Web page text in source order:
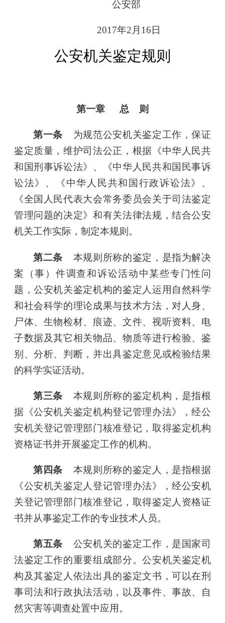
公安部
2017年2月16日
公安机关鉴定规则
第一章 总 则
第一条 为规范公安机关鉴定工作，保证
鉴定质量，维护司法公正，根据《中华人民共
和国刑事诉讼法》、《中华人民共和国民事诉
讼法》、《中华人民共和国行政诉讼法》、
《全国人民代表大会常务委员会关于司法鉴定
管理问题的决定》和有关法律法规，结合公安
机关工作实际，制定本规则。
第二条 本规则所称的鉴定，是指为解决
案（事）件调查和诉讼活动中某些专门性问
题，公安机关鉴定机构的鉴定人运用自然科学
和社会科学的理论成果与技术方法，对人身、
尸体、生物检材、痕迹、文件、视听资料、电
子数据及其它相关物品、物质等进行检验、鉴
别、分析、判断，并出具鉴定意见或检验结果
的科学实证活动。
第三条 本规则所称的鉴定机构，是指根
据《公安机关鉴定机构登记管理办法》，经公
安机关登记管理部门核准登记，取得鉴定机构
资格证书并开展鉴定工作的机构。
第四条 本规则所称的鉴定人，是指根据
《公安机关鉴定人登记管理办法》，经公安机
关登记管理部门核准登记，取得鉴定人资格证
书并从事鉴定工作的专业技术人员。
第五条 公安机关的鉴定工作，是国家司
法鉴定工作的重要组成部分。公安机关鉴定机
构及其鉴定人依法出具的鉴定文书，可以在刑
事司法和行政执法活动，以及事件、事故、自
然灾害等调查处置中应用。